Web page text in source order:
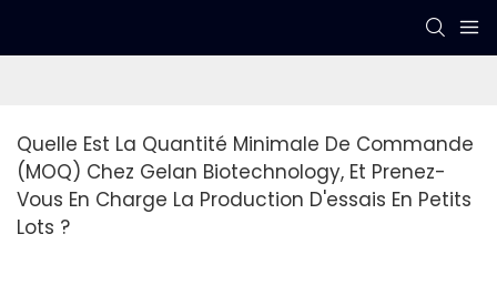
Quelle Est La Quantité Minimale De Commande
(MOQ) Chez Gelan Biotechnology, Et Prenez-
Vous En Charge La Production D'essais En Petits
Lots ?